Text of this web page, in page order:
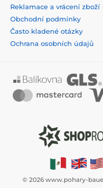
Reklamace a vrácení zboží
Obchodní podmínky
Často kladené otázky
Ochrana osobních údajů
© 2026 www.pohary-